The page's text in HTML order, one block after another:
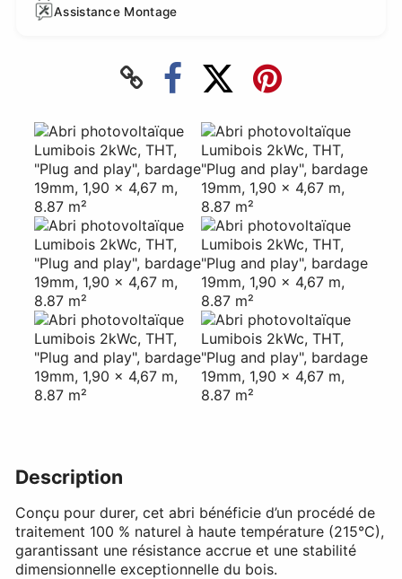
Assistance Montage
Description
Conçu pour durer, cet abri bénéficie d’un procédé de
traitement 100 % naturel à haute température (215°C),
garantissant une résistance accrue et une stabilité
dimensionnelle exceptionnelle du bois.